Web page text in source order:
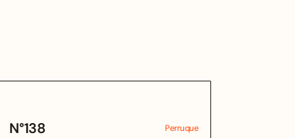
N°138 Perruque